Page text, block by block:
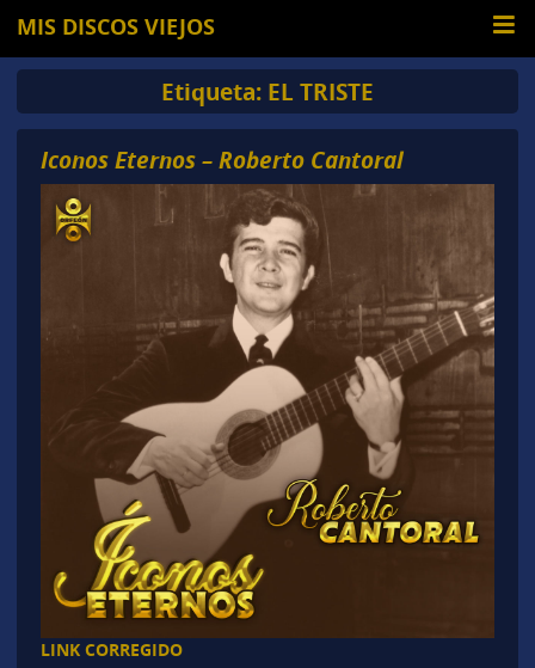
MIS DISCOS VIEJOS
Etiqueta: EL TRISTE
Iconos Eternos – Roberto Cantoral
LINK CORREGIDO